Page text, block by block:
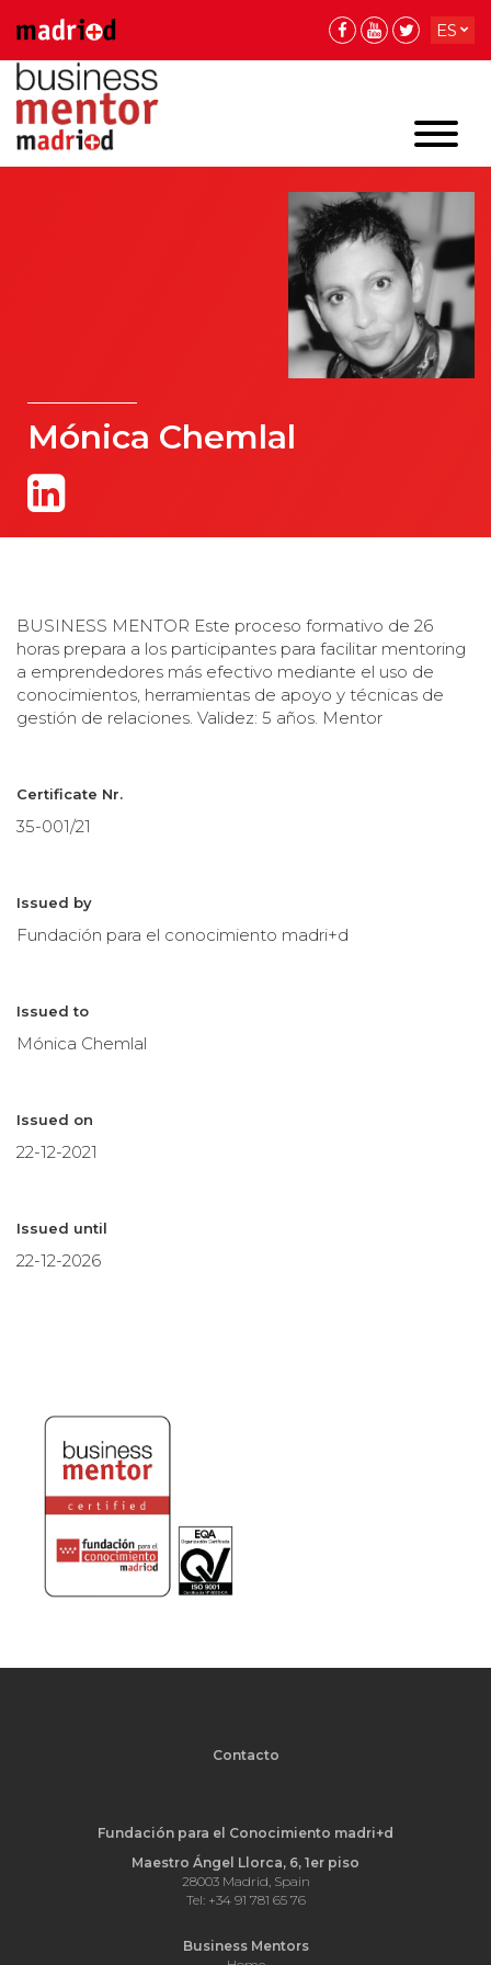
ES
EN
Mónica Chemlal
BUSINESS MENTOR Este proceso formativo de 26
horas prepara a los participantes para facilitar mentoring
a emprendedores más efectivo mediante el uso de
conocimientos, herramientas de apoyo y técnicas de
gestión de relaciones. Validez: 5 años. Mentor
Certificate Nr.
35-001/21
Issued by
Fundación para el conocimiento madri+d
Issued to
Mónica Chemlal
Issued on
22-12-2021
Issued until
22-12-2026
Contacto
Fundación para el Conocimiento madri+d
Maestro Ángel Llorca, 6, 1er piso
28003 Madrid, Spain
Tel: +34 91 781 65 76
Business Mentors